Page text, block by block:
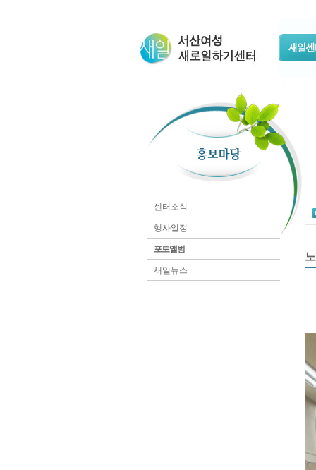
센터소식
행사일정
포토앨범
새일뉴스